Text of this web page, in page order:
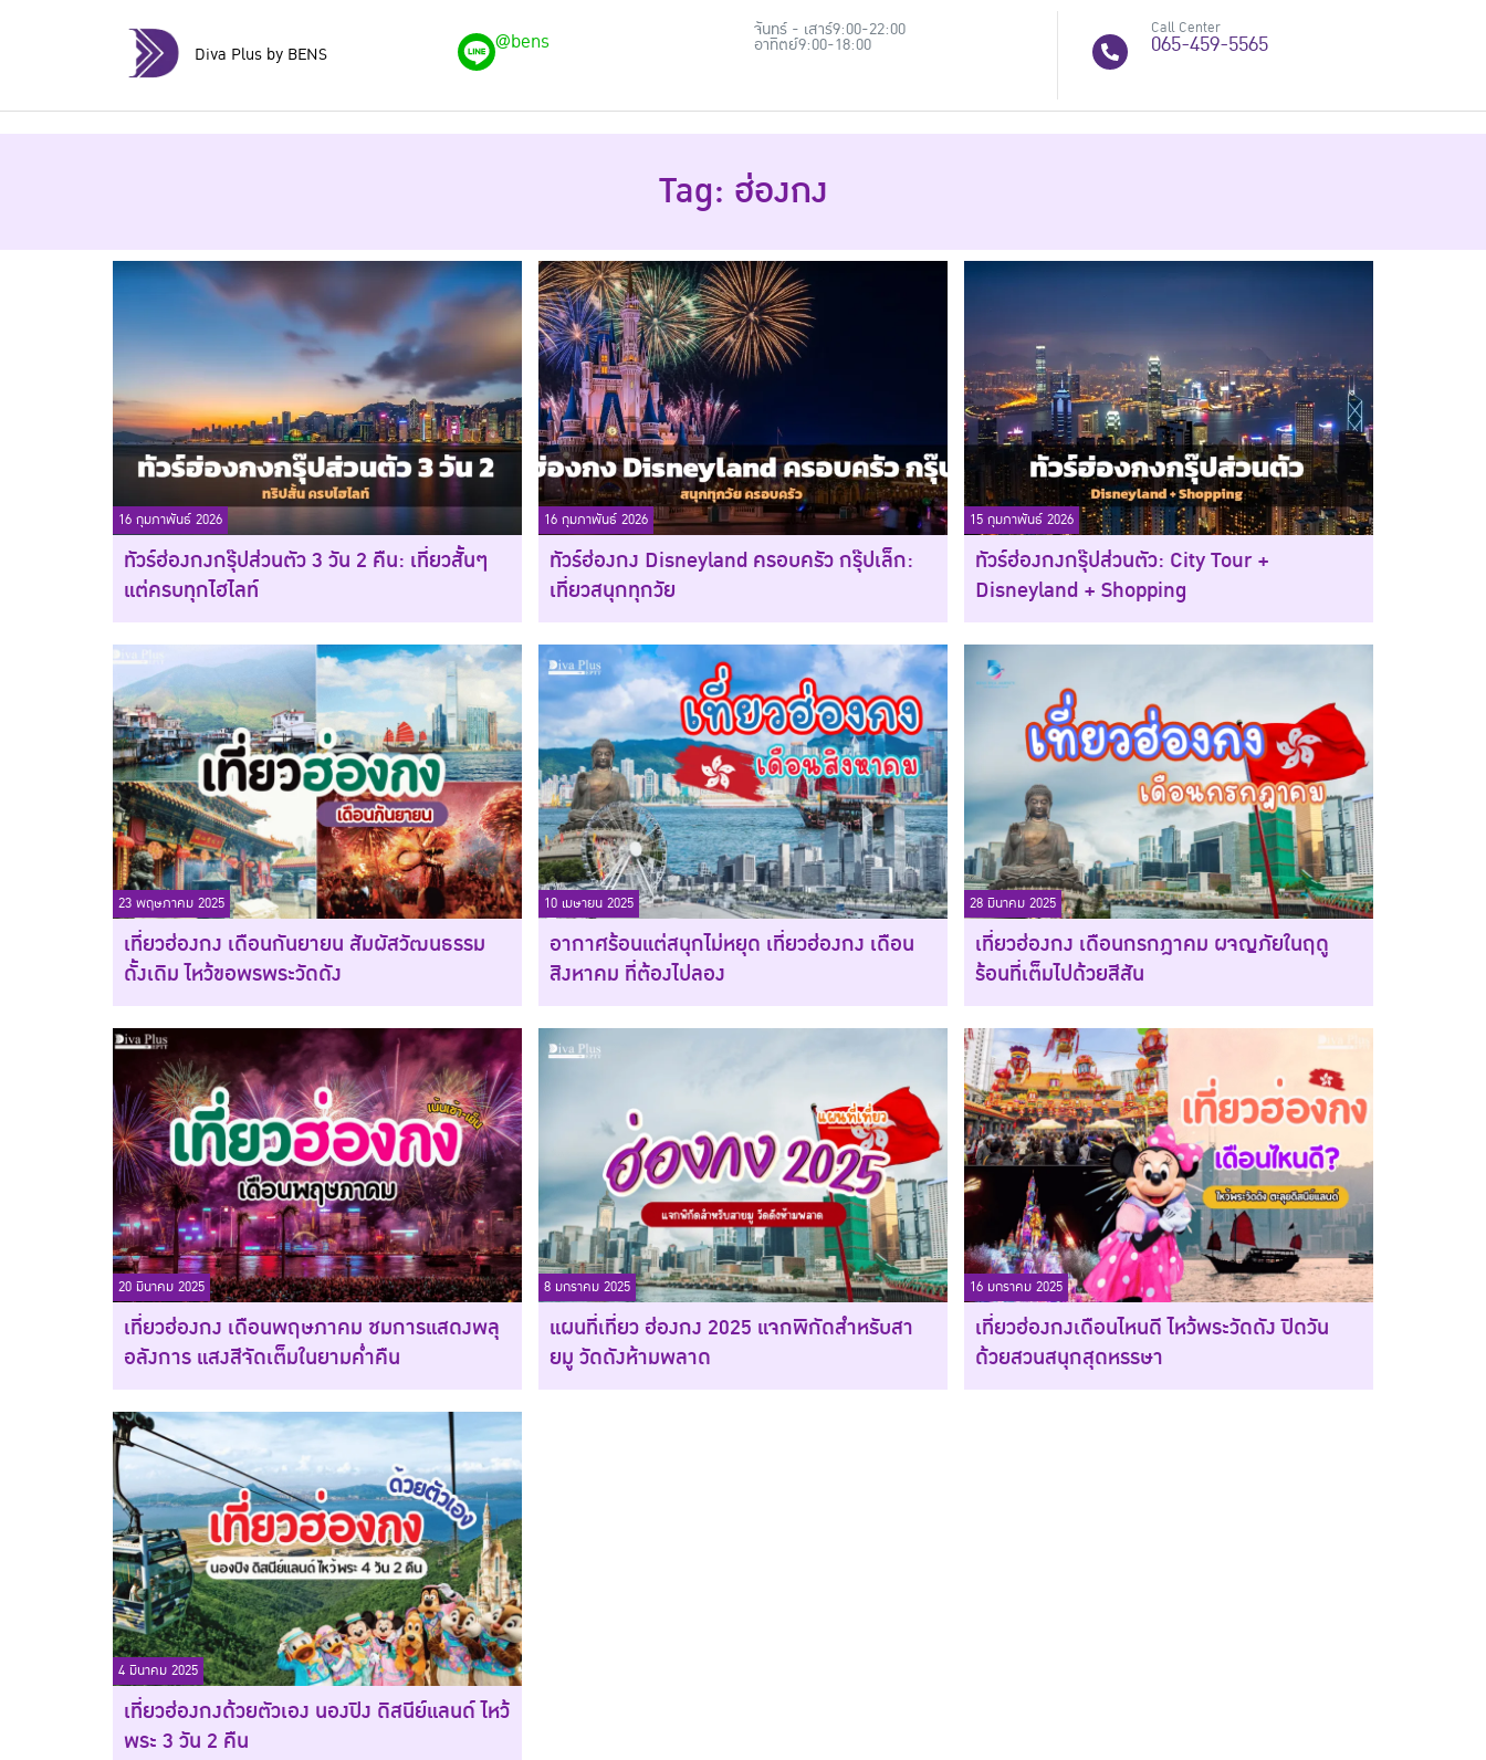
Diva Plus by BENS @bens จันทร์ - เสาร์9:00-22:00
อาทิตย์9:00-18:00
Call Center
065-459-5565
Tag: ฮ่องกง
ทัวร์ฮ่องกงกรุ๊ปส่วนตัว 3 วัน 2 คืน: เที่ยวสั้นๆ
แต่ครบทุกไฮไลท์
16 กุมภาพันธ์ 2026
ทัวร์ฮ่องกง Disneyland ครอบครัว กรุ๊ปเล็ก:
เที่ยวสนุกทุกวัย
16 กุมภาพันธ์ 2026
ทัวร์ฮ่องกงกรุ๊ปส่วนตัว: City Tour +
Disneyland + Shopping
15 กุมภาพันธ์ 2026
เที่ยวฮ่องกง เดือนกันยายน สัมผัสวัฒนธรรม
ดั้งเดิม ไหว้ขอพรพระวัดดัง
23 พฤษภาคม 2025
อากาศร้อนแต่สนุกไม่หยุด เที่ยวฮ่องกง เดือน
สิงหาคม ที่ต้องไปลอง
10 เมษายน 2025
เที่ยวฮ่องกง เดือนกรกฎาคม ผจญภัยในฤดู
ร้อนที่เต็มไปด้วยสีสัน
28 มีนาคม 2025
เที่ยวฮ่องกง เดือนพฤษภาคม ชมการแสดงพลุ
อลังการ แสงสีจัดเต็มในยามค่ำคืน
20 มีนาคม 2025
แผนที่เที่ยว ฮ่องกง 2025 แจกพิกัดสำหรับสา
ยมู วัดดังห้ามพลาด
8 มกราคม 2025
เที่ยวฮ่องกงเดือนไหนดี ไหว้พระวัดดัง ปิดวัน
ด้วยสวนสนุกสุดหรรษา
16 มกราคม 2025
เที่ยวฮ่องกงด้วยตัวเอง นองปิง ดิสนีย์แลนด์ ไหว้
พระ 3 วัน 2 คืน
4 มีนาคม 2025